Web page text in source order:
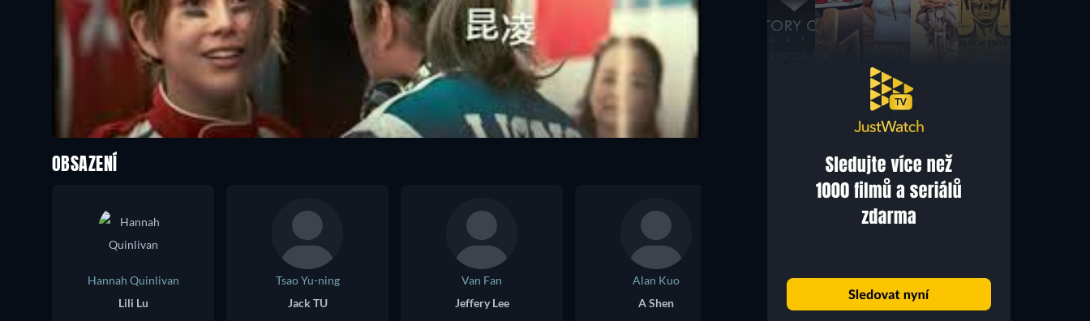
OBSAZENÍ
Hannah Quinlivan
Lili Lu
Tsao Yu-ning
Jack TU
Van Fan
Jeffery Lee
Alan Kuo
A Shen
Ven Kao
Jet Sung
Nolay Piho
Father Shen